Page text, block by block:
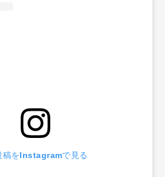
稿をInstagramで見る